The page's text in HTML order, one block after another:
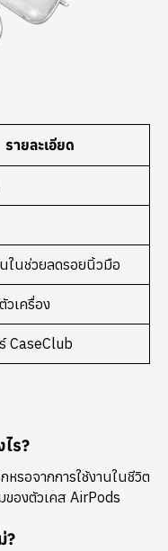
รายละเอียด
ในช่วยลดรอยนิ้วมือ
วเครื่อง
CaseClub
ร?
รอจากการใช้งานในชีวิต
องตัวเคส AirPods
?